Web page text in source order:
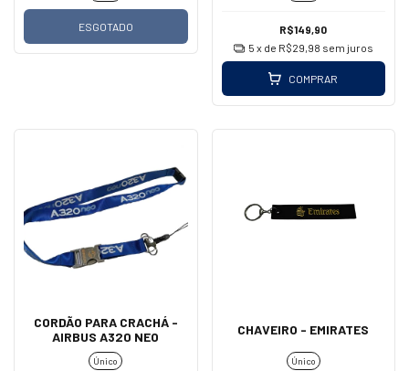
ESGOTADO
R$149,90
5 x de R$29,98 sem juros
COMPRAR
CORDÃO PARA CRACHÁ -
AIRBUS A320 NEO
Único
CHAVEIRO - EMIRATES
Único